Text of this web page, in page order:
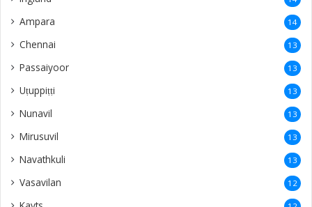
Ampara 14
Chennai 13
Passaiyoor 13
Uṭuppiṭṭi 13
Nunavil 13
Mirusuvil 13
Navathkuli 13
Vasavilan 12